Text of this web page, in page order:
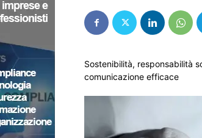
Sostenibilità, responsabilità
comunicazione efficace